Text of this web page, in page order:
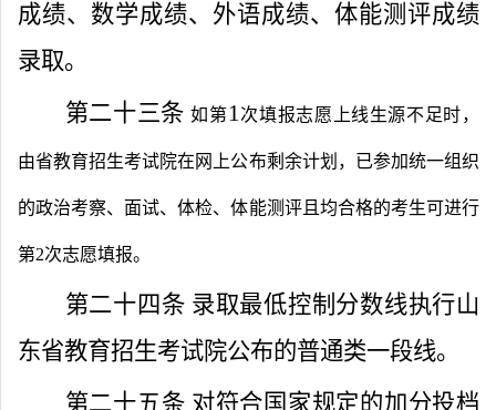
成绩、数学成绩、外语成绩、体能测评成绩
录取。
第二十三条 如第1次填报志愿上线生源不足时，
由省教育招生考试院在网上公布剩余计划，已参加统一组织
的政治考察、面试、体检、体能测评且均合格的考生可进行
第2次志愿填报。
第二十四条 录取最低控制分数线执行山
东省教育招生考试院公布的普通类一段线。
第二十五条 对符合国家规定的加分投档